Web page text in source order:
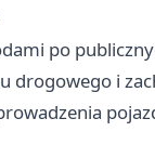
po
drogowego i